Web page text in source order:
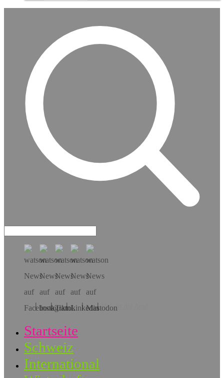
Hol dir die App!
Startseite
Schweiz
International